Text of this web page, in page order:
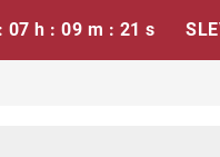
07 h : 09 m : 20 s